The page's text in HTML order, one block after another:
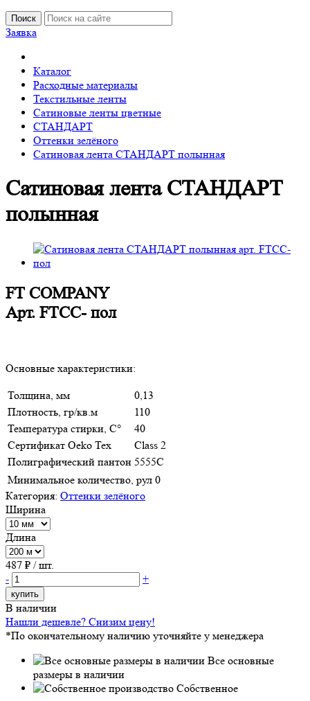
Поиск
Заявка
Каталог
Расходные материалы
Текстильные ленты
Сатиновые ленты цветные
СТАНДАРТ
Оттенки зелёного
Сатиновая лента СТАНДАРТ полынная
Сатиновая лента СТАНДАРТ
полынная
FT COMPANY
Арт. FTСС- пол
Основные характеристики:
Толщина, мм
0,13
Плотность, гр/кв.м
110
Температура стирки, С°
40
Сертификат Oeko Tex
Class 2
Полиграфический пантон 5555C
Минимальное количество, рул 0
Категория: Оттенки зелёного
Ширина
Длина
487 ₽ / шт.
-
+
купить
В наличии
Нашли дешевле? Снизим цену!
*По окончательному наличию уточняйте у менеджера
Все основные
размеры в наличии
Собственное